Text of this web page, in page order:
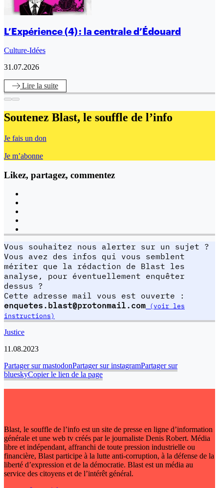
L’Expérience (4) : la centrale d’Édouard
Culture-Idées
31.07.2026
Lire la suite
Soutenez Blast, le souffle de l’info
Je fais un don
Je m’abonne
Likez, partagez, commentez
Vous souhaitez nous alerter sur un sujet ?
Vous avez des infos qui vous semblent
mériter que la rédaction de Blast les
analyse, pour éventuellement enquêter
dessus ?
Cette adresse mail vous est ouverte :
enquetes.blast@protonmail.com (voir les
instructions)
Justice
11.08.2023
Partager sur mastodonPartager sur instagramPartager sur
blueskyCopier le lien de la page
Blast, le souffle de l’info est un site de presse en ligne d’information
générale et une web tv créés par le journaliste Denis Robert. Média
libre et indépendant, affranchi de toute pression industrielle ou
financière, Blast participe à la lutte anti-corruption, à la défense de la
liberté d’expression et de la démocratie. Blast est un média au
service des citoyens et de l’intérêt général.